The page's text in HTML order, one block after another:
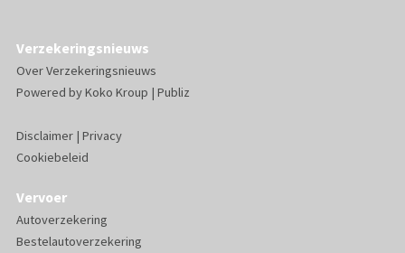
Verzekeringsnieuws
Over Verzekeringsnieuws
Powered byKoko Kroup | Publiz
Disclaimer| Privacy
Cookiebeleid
Vervoer
Autoverzekering
Bestelautoverzekering